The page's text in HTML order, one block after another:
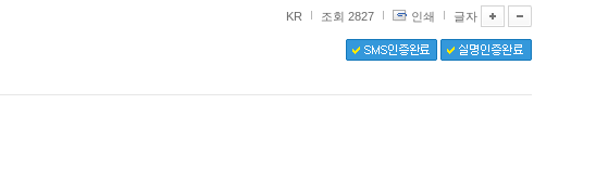
KR 조회 2827 인쇄 글자